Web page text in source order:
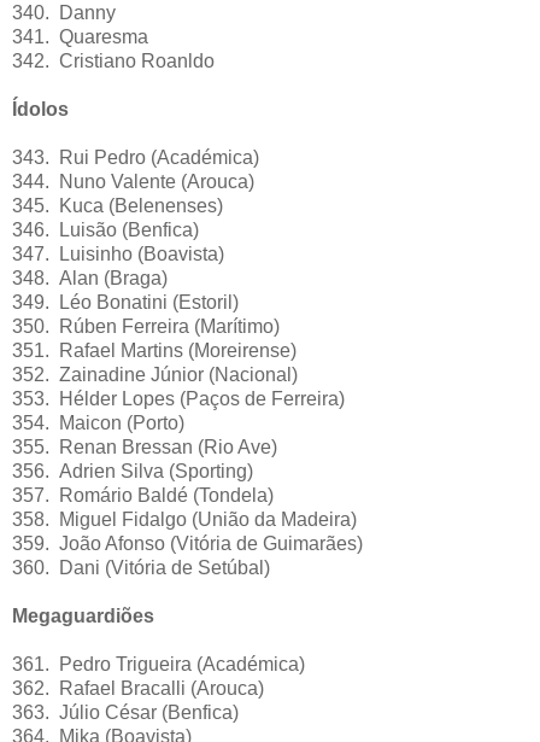
340. Danny
341. Quaresma
342. Cristiano Roanldo
Ídolos
343. Rui Pedro (Académica)
344. Nuno Valente (Arouca)
345. Kuca (Belenenses)
346. Luisão (Benfica)
347. Luisinho (Boavista)
348. Alan (Braga)
349. Léo Bonatini (Estoril)
350. Rúben Ferreira (Marítimo)
351. Rafael Martins (Moreirense)
352. Zainadine Júnior (Nacional)
353. Hélder Lopes (Paços de Ferreira)
354. Maicon (Porto)
355. Renan Bressan (Rio Ave)
356. Adrien Silva (Sporting)
357. Romário Baldé (Tondela)
358. Miguel Fidalgo (União da Madeira)
359. João Afonso (Vitória de Guimarães)
360. Dani (Vitória de Setúbal)
Megaguardiões
361. Pedro Trigueira (Académica)
362. Rafael Bracalli (Arouca)
363. Júlio César (Benfica)
364. Mika (Boavista)